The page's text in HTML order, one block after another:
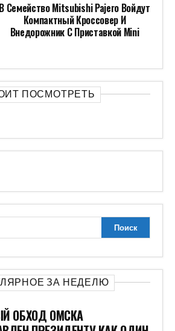
В Семейство Mitsubishi Pajero Войдут
Компактный Кроссовер И
Внедорожник С Приставкой Mini
ПОСМОТРЕТЬ
ЗА НЕДЕЛЮ
ОБХОД ОМСКА